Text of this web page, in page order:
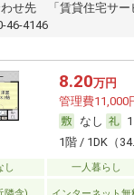
わせ先 「賃貸住宅サ
46-4146
8.20万円
管理費11,000
なし
1階 / 1DK（
し 一人暮らし